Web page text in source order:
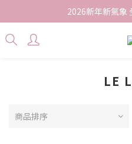
2026新年新氣象
LE
商品排序